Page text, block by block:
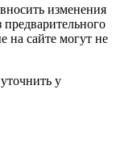
изменения
на сайте могут не
у